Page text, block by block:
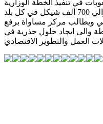
في تنفيذ الخطة الوزارية
الجديدة التي تصل ميزانيتها الى حوالي 700 ألف شيكل في كل بلد
ويطالب مركز مساواة برفع
والى ايجاد حلول جذرية في